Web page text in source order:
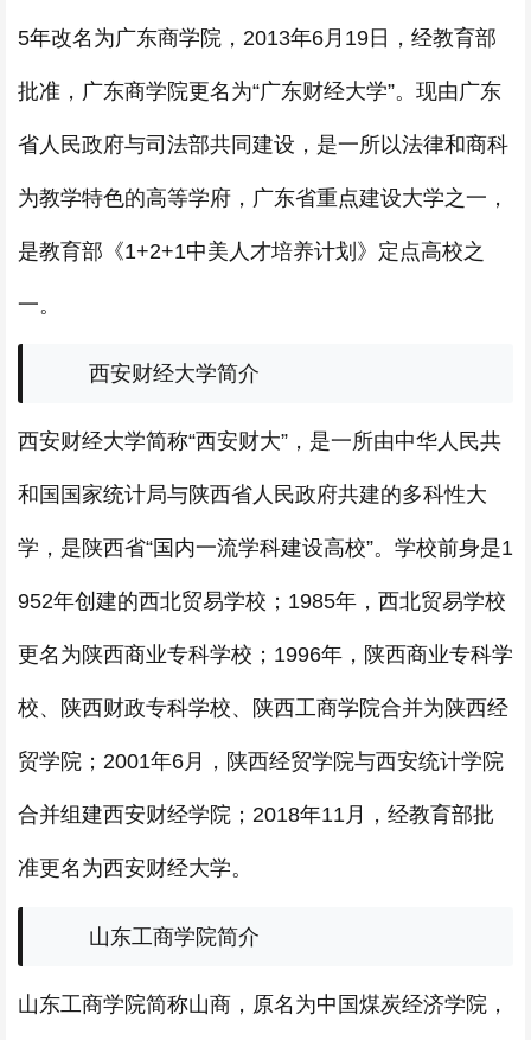
5年改名为广东商学院，2013年6月19日，经教育部
批准，广东商学院更名为“广东财经大学”。现由广东
省人民政府与司法部共同建设，是一所以法律和商科
为教学特色的高等学府，广东省重点建设大学之一，
是教育部《1+2+1中美人才培养计划》定点高校之
一。
西安财经大学简介
西安财经大学简称“西安财大”，是一所由中华人民共
和国国家统计局与陕西省人民政府共建的多科性大
学，是陕西省“国内一流学科建设高校”。学校前身是1
952年创建的西北贸易学校；1985年，西北贸易学校
更名为陕西商业专科学校；1996年，陕西商业专科学
校、陕西财政专科学校、陕西工商学院合并为陕西经
贸学院；2001年6月，陕西经贸学院与西安统计学院
合并组建西安财经学院；2018年11月，经教育部批
准更名为西安财经大学。
山东工商学院简介
山东工商学院简称山商，原名为中国煤炭经济学院，